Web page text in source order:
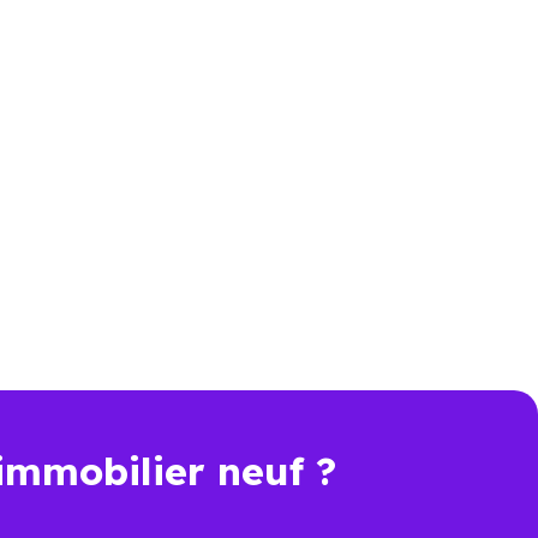
: comparer
que celui d’un bien
comparer objectivement,
énergétique, sécurité
neuf ?